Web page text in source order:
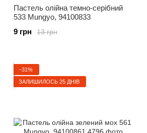
Пастель олійна темно-серібний
533 Mungyo, 94100833
13 грн
9 грн
−31%
ЗАЛИШИЛОСЬ 25 ДНІВ